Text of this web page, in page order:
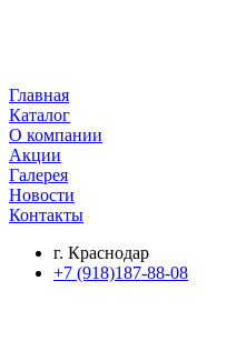
Главная
Каталог
О компании
Акции
Галерея
Новости
Контакты
г. Краснодар
+7 (918)187-88-08